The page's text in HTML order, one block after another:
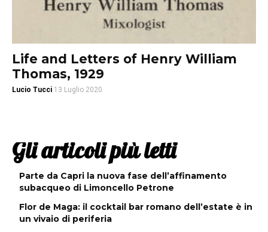
Life and Letters of Henry William
Thomas, 1929
Lucio Tucci 13 Luglio 2020
Gli articoli più letti
Parte da Capri la nuova fase dell’affinamento
subacqueo di Limoncello Petrone
Flor de Maga: il cocktail bar romano dell’estate è in
un vivaio di periferia